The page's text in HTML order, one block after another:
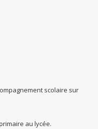
scolaire sur
au lycée.